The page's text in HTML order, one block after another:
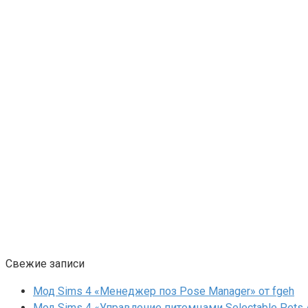
Свежие записи
Мод Sims 4 «Менеджер поз Pose Manager» от fgeh